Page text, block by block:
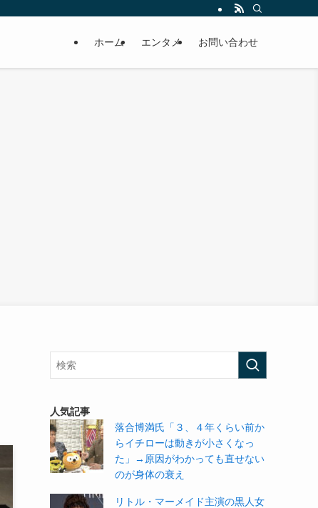
ホーム エンタメ お問い合わせ
人気記事
落合博満氏「３、４年くらい前か
らイチローは動きが小さくなっ
た」→原因がわかっても直せない
のが身体の衰え
リトル・マーメイド主演の黒人女